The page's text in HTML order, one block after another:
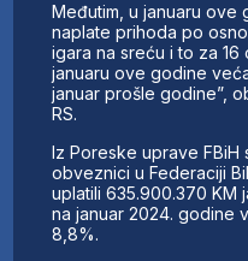
Međutim, u januaru ove
naplate prihoda po
igara na sreću i to za
januaru ove godine
januar prošle godine”,
RS.
Iz Poreske uprave
obveznici u Federaciji
uplatili 635.900.370 KM
na januar 2024. godine
8,8%.